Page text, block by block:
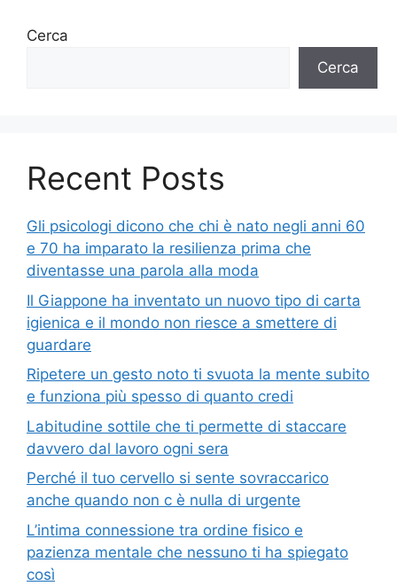
Cerca
Cerca
Recent Posts
Gli psicologi dicono che chi è nato negli anni 60
e 70 ha imparato la resilienza prima che
diventasse una parola alla moda
Il Giappone ha inventato un nuovo tipo di carta
igienica e il mondo non riesce a smettere di
guardare
Ripetere un gesto noto ti svuota la mente subito
e funziona più spesso di quanto credi
Labitudine sottile che ti permette di staccare
davvero dal lavoro ogni sera
Perché il tuo cervello si sente sovraccarico
anche quando non c è nulla di urgente
L’intima connessione tra ordine fisico e
pazienza mentale che nessuno ti ha spiegato
così